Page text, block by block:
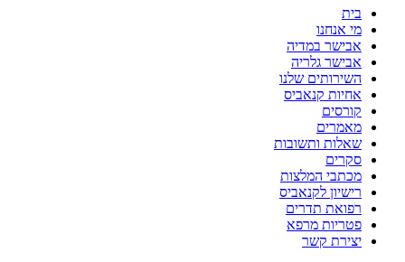
בית
מי אנחנו
אבישר במדיה
אבישר גלריה
השירותים שלנו
אחיות קנאביס
קורסים
מאמרים
שאלות ותשובות
סקרים
מכתבי המלצות
רישיון לקנאביס
רפואת תדרים
פטריות מרפא
יצירת קשר